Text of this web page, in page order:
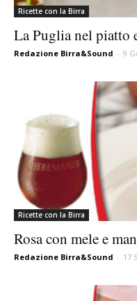
Ricette con la Birra
La Puglia nel piatto
Redazione Birra&Sound - 9
Ricette con la Birra
Rosa con mele e
Redazione Birra&Sound - 17